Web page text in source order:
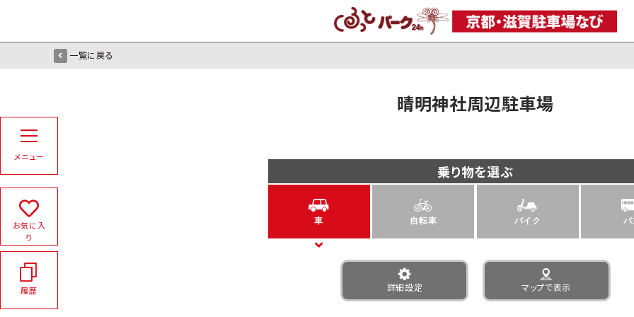
メニュー
お気に入
り
履歴
一覧に戻る
晴明神社周辺駐車場
乗り物を選ぶ
車 自転車 バイク バ
詳細設定 マップで表示